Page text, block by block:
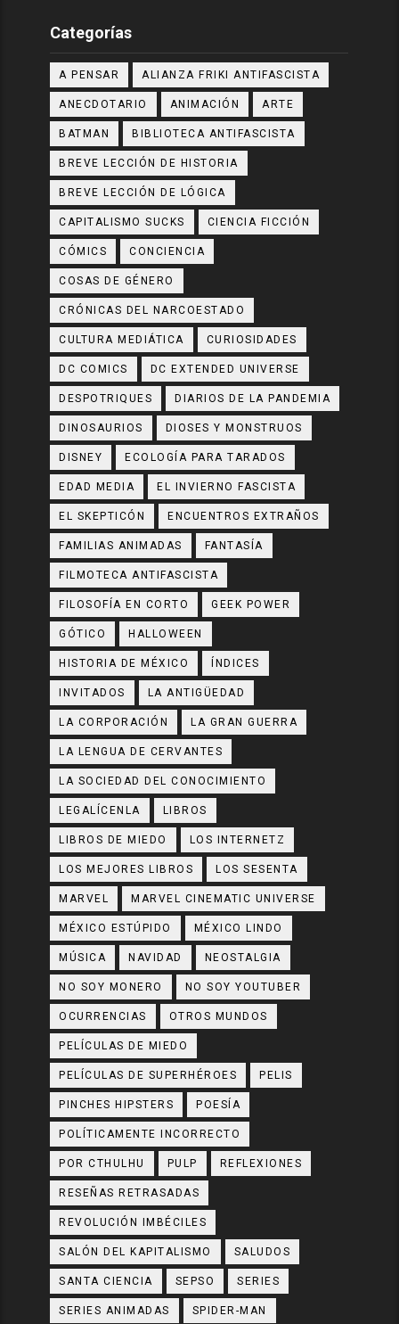
Categorías
A PENSAR ALIANZA FRIKI ANTIFASCISTA
ANECDOTARIO ANIMACIÓN ARTE
BATMAN BIBLIOTECA ANTIFASCISTA
BREVE LECCIÓN DE HISTORIA
BREVE LECCIÓN DE LÓGICA
CAPITALISMO SUCKS CIENCIA FICCIÓN
CÓMICS CONCIENCIA
COSAS DE GÉNERO
CRÓNICAS DEL NARCOESTADO
CULTURA MEDIÁTICA CURIOSIDADES
DC COMICS DC EXTENDED UNIVERSE
DESPOTRIQUES DIARIOS DE LA PANDEMIA
DINOSAURIOS DIOSES Y MONSTRUOS
DISNEY ECOLOGÍA PARA TARADOS
EDAD MEDIA EL INVIERNO FASCISTA
EL SKEPTICÓN ENCUENTROS EXTRAÑOS
FAMILIAS ANIMADAS FANTASÍA
FILMOTECA ANTIFASCISTA
FILOSOFÍA EN CORTO GEEK POWER
GÓTICO HALLOWEEN
HISTORIA DE MÉXICO ÍNDICES
INVITADOS LA ANTIGÜEDAD
LA CORPORACIÓN LA GRAN GUERRA
LA LENGUA DE CERVANTES
LA SOCIEDAD DEL CONOCIMIENTO
LEGALÍCENLA LIBROS
LIBROS DE MIEDO LOS INTERNETZ
LOS MEJORES LIBROS LOS SESENTA
MARVEL MARVEL CINEMATIC UNIVERSE
MÉXICO ESTÚPIDO MÉXICO LINDO
MÚSICA NAVIDAD NEOSTALGIA
NO SOY MONERO NO SOY YOUTUBER
OCURRENCIAS OTROS MUNDOS
PELÍCULAS DE MIEDO
PELÍCULAS DE SUPERHÉROES PELIS
PINCHES HIPSTERS POESÍA
POLÍTICAMENTE INCORRECTO
POR CTHULHU PULP REFLEXIONES
RESEÑAS RETRASADAS
REVOLUCIÓN IMBÉCILES
SALÓN DEL KAPITALISMO SALUDOS
SANTA CIENCIA SEPSO SERIES
SERIES ANIMADAS SPIDER-MAN